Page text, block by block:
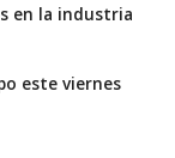
en la industria
este viernes